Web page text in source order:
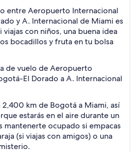
entre Aeropuerto Internacional
y A. Internacional de Miami es
viajas con niños, una buena idea
bocadillos y fruta en tu bolsa
de vuelo de Aeropuerto
El Dorado a A. Internacional
2,400 km de Bogotá a Miami, así
estarás en el aire durante un
mantenerte ocupado si empacas
(si viajas con amigos) o una